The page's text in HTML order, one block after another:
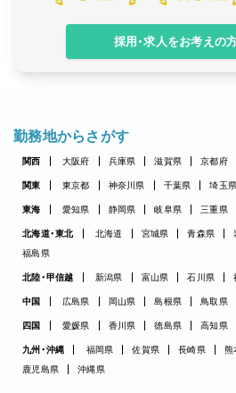
採用・求人をお考えの
勤務地からさがす
関西 大阪府 兵庫県 滋賀県 京都府
関東 東京都 神奈川県 千葉県 埼玉県
東海 愛知県 静岡県 岐阜県 三重県
北海道・東北 北海道 宮城県 青森県
福島県
北陸・甲信越 新潟県 富山県 石川県
中国 広島県 岡山県 島根県 鳥取県
四国 愛媛県 香川県 徳島県 高知県
九州・沖縄 福岡県 佐賀県 長崎県 熊
鹿児島県
沖縄県